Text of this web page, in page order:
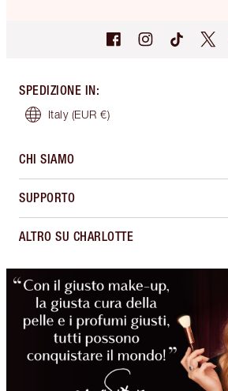
SPEDIZIONE IN:
Italy (EUR €)
CHI SIAMO
SUPPORTO
ALTRO SU CHARLOTTE